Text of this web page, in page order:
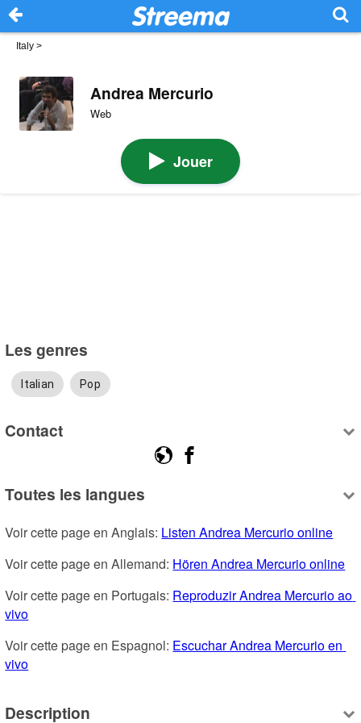
Italy >
Andrea Mercurio
Web
Jouer
Les genres
Italian Pop
Contact
Toutes les langues
Voir cette page en Anglais: Listen Andrea Mercurio online
Voir cette page en Allemand: Hören Andrea Mercurio online
Voir cette page en Portugais: Reproduzir Andrea Mercurio ao
vivo
Voir cette page en Espagnol: Escuchar Andrea Mercurio en
vivo
Description